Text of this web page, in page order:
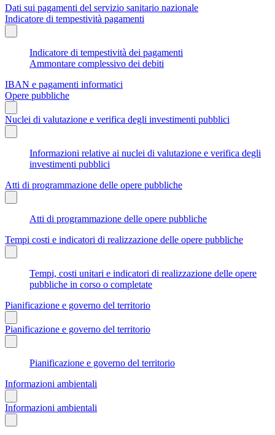
Dati sui pagamenti del servizio sanitario nazionale
Indicatore di tempestività pagamenti
Indicatore di tempestività dei pagamenti
Ammontare complessivo dei debiti
IBAN e pagamenti informatici
Opere pubbliche
Nuclei di valutazione e verifica degli investimenti pubblici
Informazioni relative ai nuclei di valutazione e verifica degli
investimenti pubblici
Atti di programmazione delle opere pubbliche
Atti di programmazione delle opere pubbliche
Tempi costi e indicatori di realizzazione delle opere pubbliche
Tempi, costi unitari e indicatori di realizzazione delle opere
pubbliche in corso o completate
Pianificazione e governo del territorio
Pianificazione e governo del territorio
Pianificazione e governo del territorio
Informazioni ambientali
Informazioni ambientali